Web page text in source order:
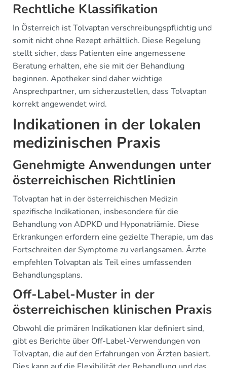
Rechtliche Klassifikation
In Österreich ist Tolvaptan verschreibungspflichtig und
somit nicht ohne Rezept erhältlich. Diese Regelung
stellt sicher, dass Patienten eine angemessene
Beratung erhalten, ehe sie mit der Behandlung
beginnen. Apotheker sind daher wichtige
Ansprechpartner, um sicherzustellen, dass Tolvaptan
korrekt angewendet wird.
Indikationen in der lokalen
medizinischen Praxis
Genehmigte Anwendungen unter
österreichischen Richtlinien
Tolvaptan hat in der österreichischen Medizin
spezifische Indikationen, insbesondere für die
Behandlung von ADPKD und Hyponatriämie. Diese
Erkrankungen erfordern eine gezielte Therapie, um das
Fortschreiten der Symptome zu verlangsamen. Ärzte
empfehlen Tolvaptan als Teil eines umfassenden
Behandlungsplans.
Off-Label-Muster in der
österreichischen klinischen Praxis
Obwohl die primären Indikationen klar definiert sind,
gibt es Berichte über Off-Label-Verwendungen von
Tolvaptan, die auf den Erfahrungen von Ärzten basiert.